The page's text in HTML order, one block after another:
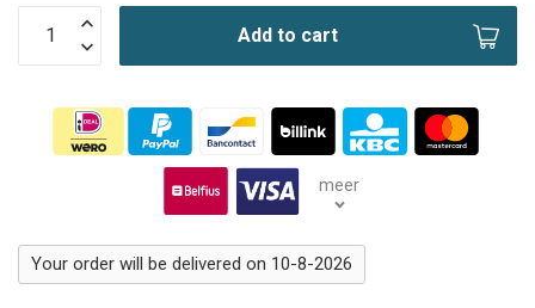
Add to cart
meer
Your order will be delivered on 10-8-2026